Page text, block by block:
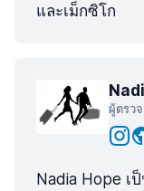
และเม็กซิโก
ผู้ตรว
Nadia Hope เ